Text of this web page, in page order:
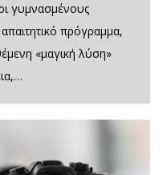
γυμνασμένους
πρόγραμμα,
«μαγική λύση»